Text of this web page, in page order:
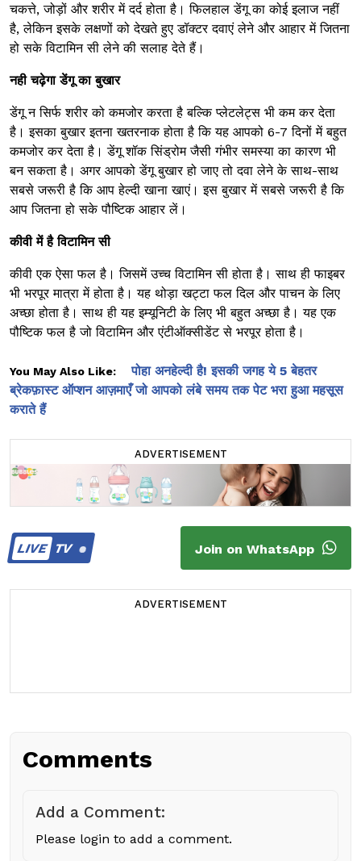
चकत्ते, जोड़ों और शरीर में दर्द होता है। फिलहाल डेंगू का कोई इलाज नहीं
है, लेकिन इसके लक्षणों को देखते हुए डॉक्टर दवाएं लेने और आहार में जितना
हो सके विटामिन सी लेने की सलाह देते हैं।
नही चढ़ेगा डेंगू का बुखार
डेंगू न सिर्फ शरीर को कमजोर करता है बल्कि प्लेटलेट्स भी कम कर देता
है। इसका बुखार इतना खतरनाक होता है कि यह आपको 6-7 दिनों में बहुत
कमजोर कर देता है। डेंगू शॉक सिंड्रोम जैसी गंभीर समस्या का कारण भी
बन सकता है। अगर आपको डेंगू बुखार हो जाए तो दवा लेने के साथ-साथ
सबसे जरूरी है कि आप हेल्दी खाना खाएं। इस बुखार में सबसे जरूरी है कि
आप जितना हो सके पौष्टिक आहार लें।
कीवी में है विटामिन सी
कीवी एक ऐसा फल है। जिसमें उच्च विटामिन सी होता है। साथ ही फाइबर
भी भरपूर मात्रा में होता है। यह थोड़ा खट्टा फल दिल और पाचन के लिए
अच्छा होता है। साथ ही यह इम्यूनिटी के लिए भी बहुत अच्छा है। यह एक
पौष्टिक फल है जो विटामिन और एंटीऑक्सीडेंट से भरपूर होता है।
You May Also Like:
पोहा अनहेल्दी है! इसकी जगह ये 5 बेहतर
ब्रेकफ़ास्ट ऑप्शन आज़माएँ जो आपको लंबे समय तक पेट भरा हुआ महसूस
कराते हैं
ADVERTISEMENT
LIVETV Join on WhatsApp
ADVERTISEMENT
Comments
Add a Comment:
Please login to add a comment.